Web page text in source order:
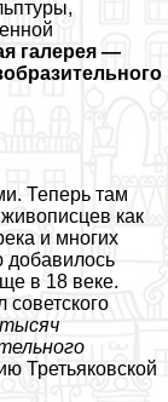
галерея —
Теперь там
как
и многих
добавилось
в 18 веке.
советского
Третьяковской